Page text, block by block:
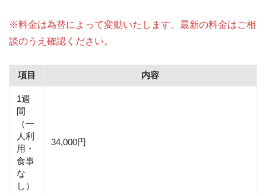
※料金は為替によって変動いたします。最新の料金はご相
談のうえ確認ください。
項目 内容
1週
間
（一
人利
用・
食事
な
し）
34,000円